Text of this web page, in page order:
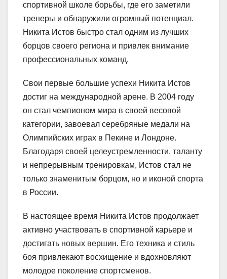
спортивной школе борьбы, где его заметили
тренеры и обнаружили огромный потенциал.
Никита Истов быстро стал одним из лучших
борцов своего региона и привлек внимание
профессиональных команд.
Свои первые большие успехи Никита Истов
достиг на международной арене. В 2004 году
он стал чемпионом мира в своей весовой
категории, завоевал серебряные медали на
Олимпийских играх в Пекине и Лондоне.
Благодаря своей целеустремленности, таланту
и непрерывным тренировкам, Истов стал не
только знаменитым борцом, но и иконой спорта
в России.
В настоящее время Никита Истов продолжает
активно участвовать в спортивной карьере и
достигать новых вершин. Его техника и стиль
боя привлекают восхищение и вдохновляют
молодое поколение спортсменов.